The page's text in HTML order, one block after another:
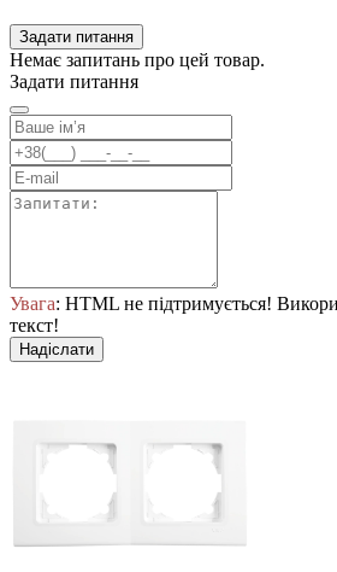
Задати питання
Немає запитань про цей товар.
Задати питання
Увага: HTML не підтримується!
текст!
Надіслати